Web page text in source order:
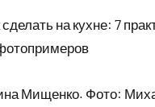
Мищенко. Фото: